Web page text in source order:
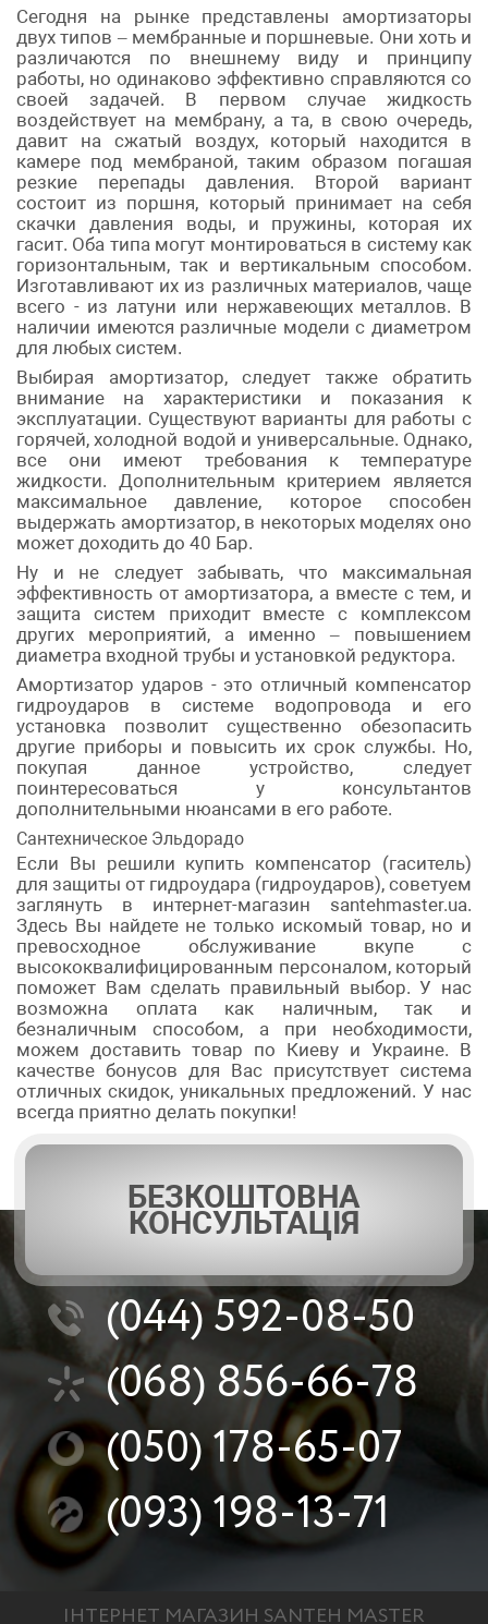
Сегодня на рынке представлены амортизаторы
двух типов – мембранные и поршневые. Они хоть и
различаются по внешнему виду и принципу
работы, но одинаково эффективно справляются со
своей задачей. В первом случае жидкость
воздействует на мембрану, а та, в свою очередь,
давит на сжатый воздух, который находится в
камере под мембраной, таким образом погашая
резкие перепады давления. Второй вариант
состоит из поршня, который принимает на себя
скачки давления воды, и пружины, которая их
гасит. Оба типа могут монтироваться в систему как
горизонтальным, так и вертикальным способом.
Изготавливают их из различных материалов, чаще
всего - из латуни или нержавеющих металлов. В
наличии имеются различные модели с диаметром
для любых систем.
Выбирая амортизатор, следует также обратить
внимание на характеристики и показания к
эксплуатации. Существуют варианты для работы с
горячей, холодной водой и универсальные. Однако,
все они имеют требования к температуре
жидкости. Дополнительным критерием является
максимальное давление, которое способен
выдержать амортизатор, в некоторых моделях оно
может доходить до 40 Бар.
Ну и не следует забывать, что максимальная
эффективность от амортизатора, а вместе с тем, и
защита систем приходит вместе с комплексом
других мероприятий, а именно – повышением
диаметра входной трубы и установкой редуктора.
Амортизатор ударов - это отличный компенсатор
гидроударов в системе водопровода и его
установка позволит существенно обезопасить
другие приборы и повысить их срок службы. Но,
покупая данное устройство, следует
поинтересоваться у консультантов
дополнительными нюансами в его работе.
Сантехническое Эльдорадо
Если Вы решили купить компенсатор (гаситель)
для защиты от гидроудара (гидроударов), советуем
заглянуть в интернет-магазин santehmaster.ua.
Здесь Вы найдете не только искомый товар, но и
превосходное обслуживание вкупе с
высококвалифицированным персоналом, который
поможет Вам сделать правильный выбор. У нас
возможна оплата как наличным, так и
безналичным способом, а при необходимости,
можем доставить товар по Киеву и Украине. В
качестве бонусов для Вас присутствует система
отличных скидок, уникальных предложений. У нас
всегда приятно делать покупки!
БЕЗКОШТОВНА
КОНСУЛЬТАЦІЯ
(044)592-08-50
(068) 856-66-78
(050)178-65-07
(093)198-13-71
ІНТЕРНЕТ МАГАЗИН SANTEH MASTER